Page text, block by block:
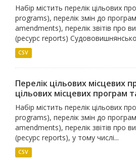
Набір містить перелік цільових
programs), перелік змін до
amendments), перелік звітів про
(ресурс reports)
CSV
Перелік цільових місцевих
цільових місцевих програм
Набір містить перелік цільових
programs), перелік змін до
amendments), перелік звітів про
(ресурс reports), у тому числі...
CSV